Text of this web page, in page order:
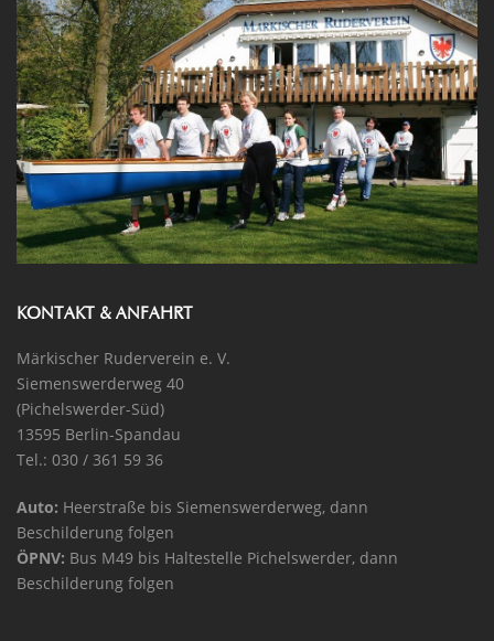
KONTAKT & ANFAHRT
Märkischer Ruderverein e. V.
Siemenswerderweg 40
(Pichelswerder-Süd)
13595 Berlin-Spandau
Tel.: 030 / 361 59 36
Auto: Heerstraße bis Siemenswerderweg, dann
Beschilderung folgen
ÖPNV: Bus M49 bis Haltestelle Pichelswerder, dann
Beschilderung folgen